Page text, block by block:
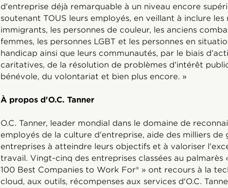
d'entreprise déjà remarquable à un niveau encore
soutenant TOUS leurs employés, en veillant à inclure les
immigrants, les personnes de couleur, les anciens
femmes, les personnes LGBT et les personnes en
handicap ainsi que leurs communautés, par le biais
caritatives, de la résolution de problèmes d'intérêt
bénévole, du volontariat et bien plus encore. »
À propos d'O.C. Tanner
O.C. Tanner, leader mondial dans le domaine de
employés de la culture d'entreprise, aide des milliers de
entreprises à atteindre leurs objectifs et à valoriser
travail. Vingt-cinq des entreprises classées au palmarès
100 Best Companies to Work For® » ont recours à la
cloud, aux outils, récompenses aux services d'O.C.